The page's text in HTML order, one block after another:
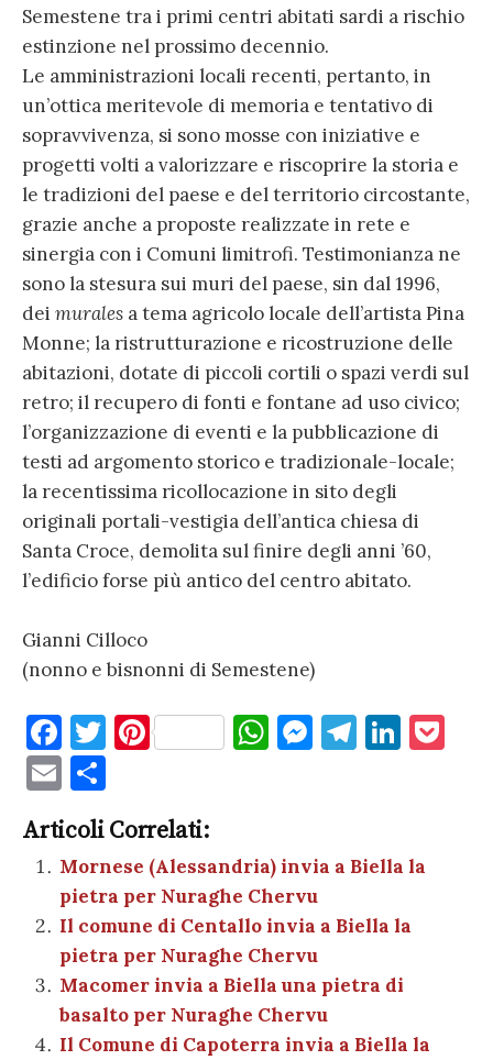
Semestene tra i primi centri abitati sardi a rischio
estinzione nel prossimo decennio.
Le amministrazioni locali recenti, pertanto, in
un’ottica meritevole di memoria e tentativo di
sopravvivenza, si sono mosse con iniziative e
progetti volti a valorizzare e riscoprire la storia e
le tradizioni del paese e del territorio circostante,
grazie anche a proposte realizzate in rete e
sinergia con i Comuni limitrofi. Testimonianza ne
sono la stesura sui muri del paese, sin dal 1996,
dei murales a tema agricolo locale dell’artista Pina
Monne; la ristrutturazione e ricostruzione delle
abitazioni, dotate di piccoli cortili o spazi verdi sul
retro; il recupero di fonti e fontane ad uso civico;
l’organizzazione di eventi e la pubblicazione di
testi ad argomento storico e tradizionale-locale;
la recentissima ricollocazione in sito degli
originali portali-vestigia dell’antica chiesa di
Santa Croce, demolita sul finire degli anni ’60,
l’edificio forse più antico del centro abitato.
Gianni Cilloco
(nonno e bisnonni di Semestene)
F
a
c
e
b
o
o
k
T
te
r
Pi
es
t
W
A
p
p
M
g
er
T
a
m
Li
dI
E
m
ai
l
n
di
vi
di
Articoli Correlati:
Mornese (Alessandria) invia a Biella la
pietra per Nuraghe Chervu
Il comune di Centallo invia a Biella la
pietra per Nuraghe Chervu
Macomer invia a Biella una pietra di
basalto per Nuraghe Chervu
Il Comune di Capoterra invia a Biella la